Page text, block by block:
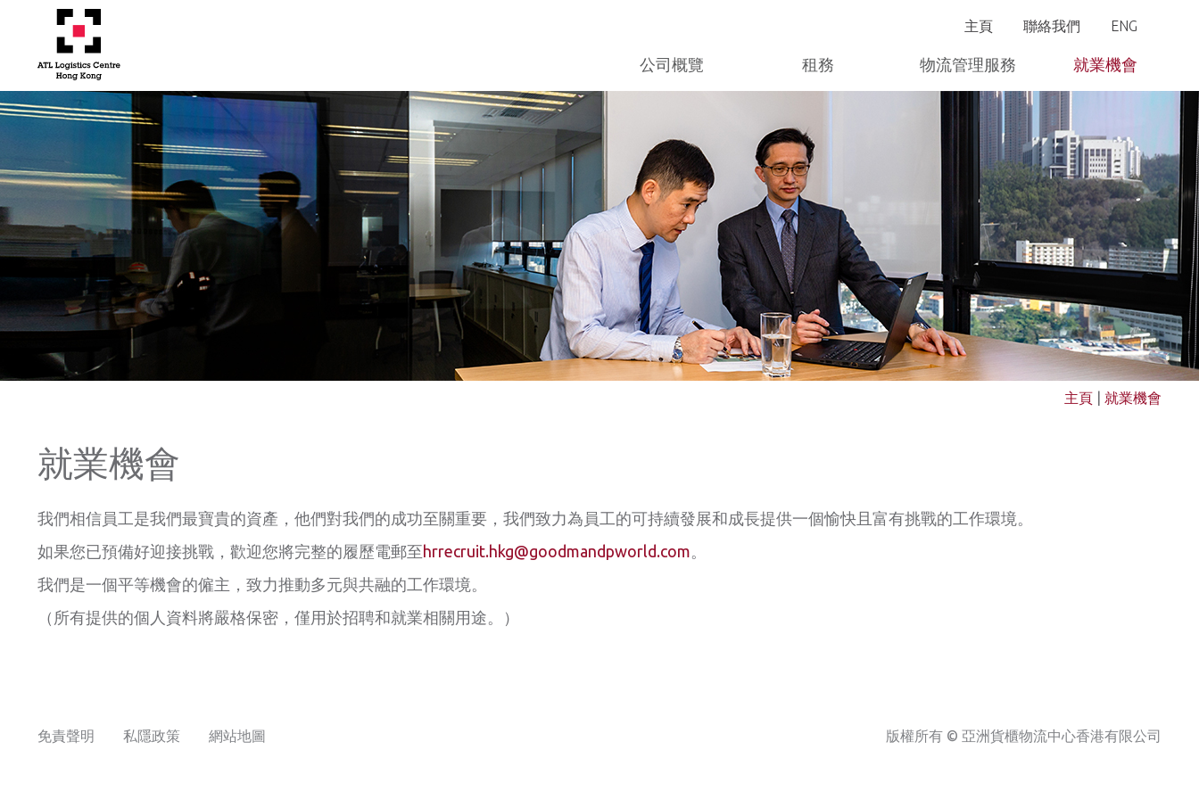
主頁 聯絡我們 ENG
公司概覽
設施實景瀏覽 租務
倉庫及寫字樓 物流管理服務
物流運作 就業機會
主頁 就業機會
就業機會
我們相信員工是我們最寶貴的資產，他們對我們的成功至關重要，我們致力為員工的可持續發展和成長提供一個愉快且富有挑戰的工作環境。
如果您已預備好迎接挑戰，歡迎您將完整的履歷電郵至hrrecruit.hkg@goodmandpworld.com。
我們是一個平等機會的僱主，致力推動多元與共融的工作環境。
（所有提供的個人資料將嚴格保密，僅用於招聘和就業相關用途。）
免責聲明 私隱政策 網站地圖 版權所有 © 亞洲貨櫃物流中心香港有限公司